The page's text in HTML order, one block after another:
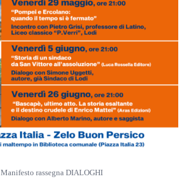
Manifesto rassegna DIALOGHI